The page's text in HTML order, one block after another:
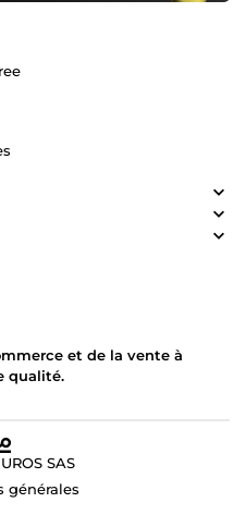
et de la vente à
qualité.
SAS
générales